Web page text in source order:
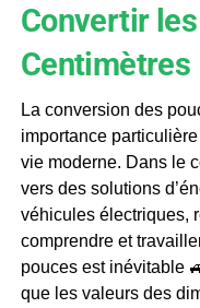
Convertir
Centimètres
La conversion des
importance
vie moderne. Dans le
vers des solutions
véhicules électriques,
comprendre et
pouces est inévitable
que les valeurs des